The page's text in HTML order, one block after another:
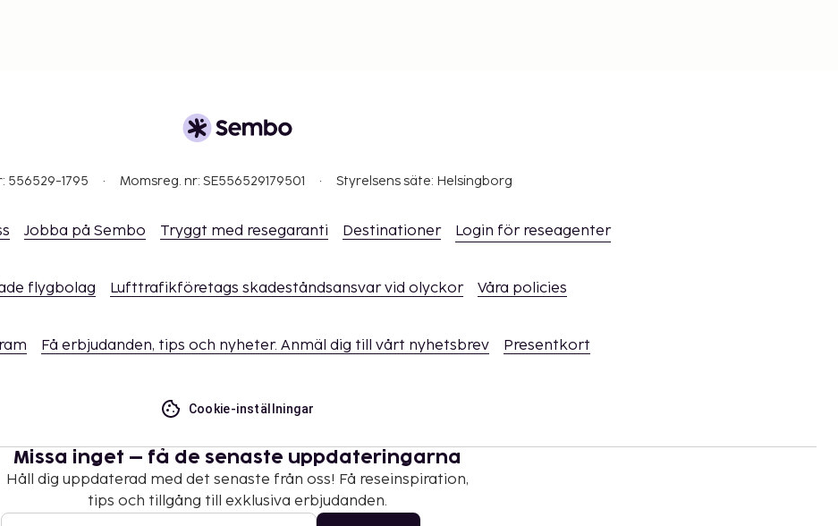
556529-1795 Momsreg. nr: SE556529179501 Styrelsens säte: Helsingborg
Jobba på Sembo Tryggt med resegaranti Destinationer Login för reseagenter
flygbolag Lufttrafikföretags skadeståndsansvar vid olyckor Våra policies
Få erbjudanden, tips och nyheter. Anmäl dig till vårt nyhetsbrev Presentkort
Cookie-inställningar
Missa inget – få de senaste uppdateringarna
Håll dig uppdaterad med det senaste från oss! Få reseinspiration,
tips och tillgång till exklusiva erbjudanden.